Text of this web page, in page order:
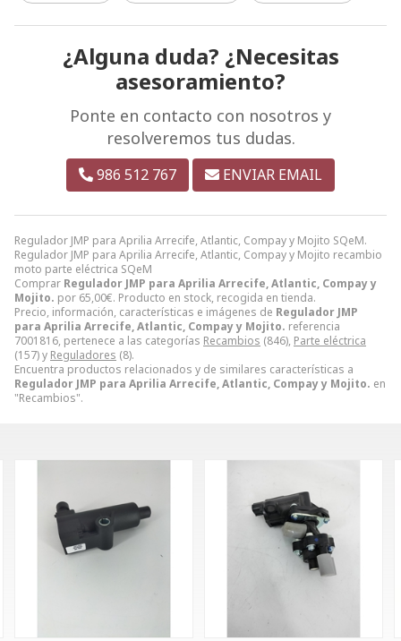
Regulador JMP para Aprilia Arrecife, Atlantic, Compay y Mojito SQeM.
Regulador JMP para Aprilia Arrecife, Atlantic, Compay y Mojito recambio
moto parte eléctrica SQeM
Comprar Regulador JMP para Aprilia Arrecife, Atlantic, Compay y
Mojito. por 65,00€. Producto en stock, recogida en tienda.
Precio, información, características e imágenes de Regulador JMP
para Aprilia Arrecife, Atlantic, Compay y Mojito. referencia
7001816, pertenece a las categorías Recambios (846), Parte eléctrica
(157) y Reguladores (8).
Encuentra productos relacionados y de similares características a
Regulador JMP para Aprilia Arrecife, Atlantic, Compay y Mojito. en
"Recambios".
¿Alguna duda? ¿Necesitas
asesoramiento?
Ponte en contacto con nosotros y
resolveremos tus dudas.
986 512 767 ENVIAR EMAIL